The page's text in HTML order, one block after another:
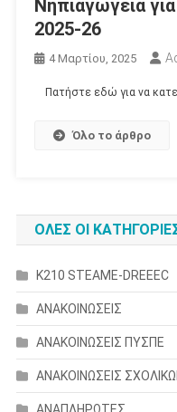
Νηπιαγωγεία
2025-26
4 Μαρτίου, 2025
Πατήστε εδώ για να
Όλο το άρθρο
ΟΛΕΣ ΟΙ
K210 STEAME-DREEEC
ΑΝΑΚΟΙΝΩΣΕΙΣ
ΑΝΑΚΟΙΝΩΣΕΙΣ ΠΥΣΠΕ
ΑΝΑΚΟΙΝΩΣΕΙΣ